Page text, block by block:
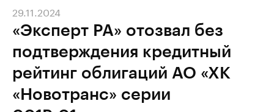
«Эксперт РА» отозвал без
подтверждения кредитный
рейтинг облигаций АО «ХК
«Новотранс» серии
29.11.2024